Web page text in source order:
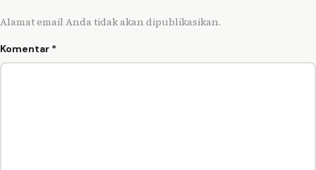
Alamat email Anda tidak akan dipublikasikan.
Komentar *